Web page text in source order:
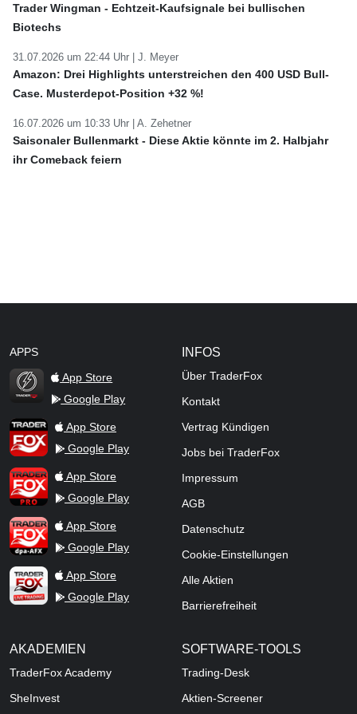
Trader Wingman - Echtzeit-Kaufsignale bei bullischen
Biotechs
31.07.2026 um 22:44 Uhr | J. Meyer
Amazon: Drei Highlights unterstreichen den 400 USD Bull-
Case. Musterdepot-Position +32 %!
16.07.2026 um 10:33 Uhr | A. Zehetner
Saisonaler Bullenmarkt - Diese Aktie könnte im 2. Halbjahr
ihr Comeback feiern
APPS
TraderFox Flash
App Store
Google Play
TraderFox AppApp Store
Google Play
TraderFox ProApp Store
Google Play
TraderFox dpa-AFX ProFeed
App Store
Google Play
TraderFox Live Trading
App Store
Google Play
INFOS
Über TraderFox
Kontakt
Vertrag Kündigen
Jobs bei TraderFox
Impressum
AGB
Datenschutz
Cookie-Einstellungen
Alle Aktien
Barrierefreiheit
AKADEMIEN
TraderFox Academy
SheInvest
SOFTWARE-TOOLS
Trading-Desk
Aktien-Screener